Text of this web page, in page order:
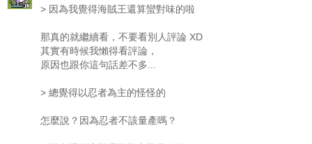
> 因為我覺得海賊王還算蠻對味的啦
那真的就繼續看，不要看別人評論 XD
其實有時候我懶得看評論，
原因也跟你這句話差不多...
> 總覺得以忍者為主的怪怪的
怎麼說？因為忍者不該量產嗎？